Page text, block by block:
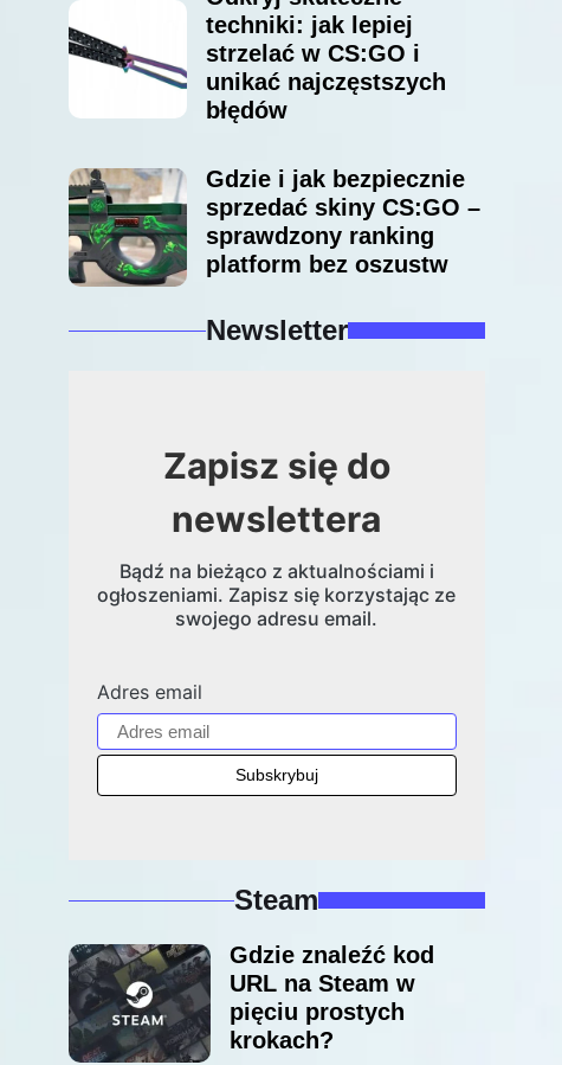
techniki: jak lepiej
strzelać w CS:GO i
unikać najczęstszych
błędów
Gdzie i jak bezpiecznie
sprzedać skiny CS:GO –
sprawdzony ranking
platform bez oszustw
Newsletter
Zapisz się do
newslettera
Bądź na bieżąco z aktualnościami i
ogłoszeniami. Zapisz się korzystając ze
swojego adresu email.
Adres email
Steam
Gdzie znaleźć kod
URL na Steam w
pięciu prostych
krokach?